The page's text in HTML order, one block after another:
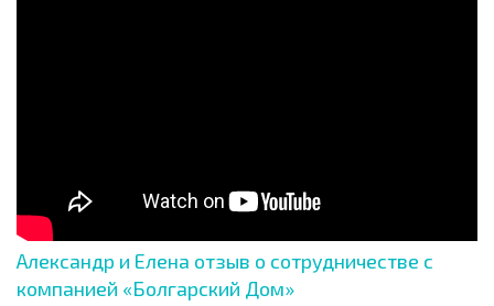
Александр и Елена отзыв о сотрудничестве с
компанией «Болгарский Дом»